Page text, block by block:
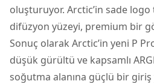
oluşturuyor. Arctic’in sade logo
difüzyon yüzeyi, premium bir
Sonuç olarak Arctic’in yeni P
düşük gürültü ve kapsamlı
soğutma alanına güçlü bir giriş